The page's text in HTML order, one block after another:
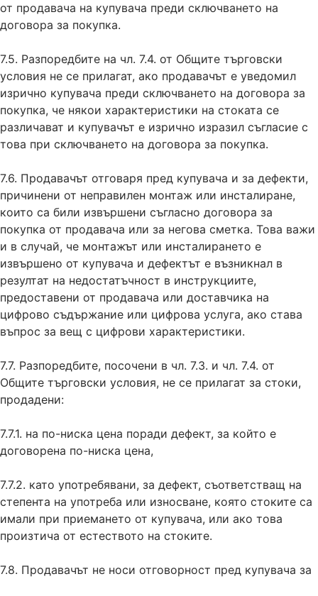
от продавача на купувача преди сключването на
договора за покупка.
7.5. Разпоредбите на чл. 7.4. от Общите търговски
условия не се прилагат, ако продавачът е уведомил
изрично купувача преди сключването на договора за
покупка, че някои характеристики на стоката се
различават и купувачът е изрично изразил съгласие с
това при сключването на договора за покупка.
7.6. Продавачът отговаря пред купувача и за дефекти,
причинени от неправилен монтаж или инсталиране,
които са били извършени съгласно договора за
покупка от продавача или за негова сметка. Това важи
и в случай, че монтажът или инсталирането е
извършено от купувача и дефектът е възникнал в
резултат на недостатъчност в инструкциите,
предоставени от продавача или доставчика на
цифрово съдържание или цифрова услуга, ако става
въпрос за вещ с цифрови характеристики.
7.7. Разпоредбите, посочени в чл. 7.3. и чл. 7.4. от
Общите търговски условия, не се прилагат за стоки,
продадени:
7.7.1. на по-ниска цена поради дефект, за който е
договорена по-ниска цена,
7.7.2. като употребявани, за дефект, съответстващ на
степента на употреба или износване, която стоките са
имали при приемането от купувача, или ако това
произтича от естеството на стоките.
7.8. Продавачът не носи отговорност пред купувача за